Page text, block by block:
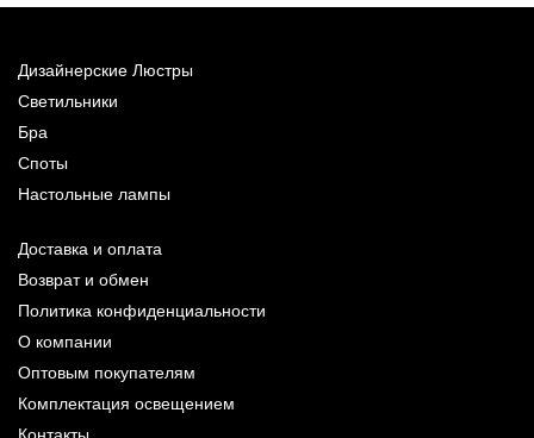
Дизайнерские Люстры
Светильники
Бра
Споты
Настольные лампы
Доставка и оплата
Возврат и обмен
Политика конфиденциальности
О компании
Оптовым покупателям
Комплектация освещением